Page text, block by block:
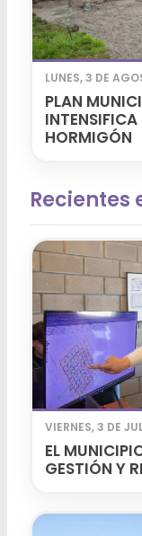
LUNES, 3 DE
PLAN
HORMIGÓN
Recientes
VIERNES, 3 DE
EL
GESTIÓN Y